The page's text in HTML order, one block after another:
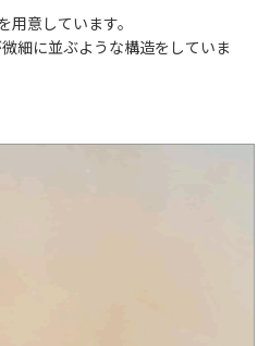
意しています。
細に並ぶような構造をしていま